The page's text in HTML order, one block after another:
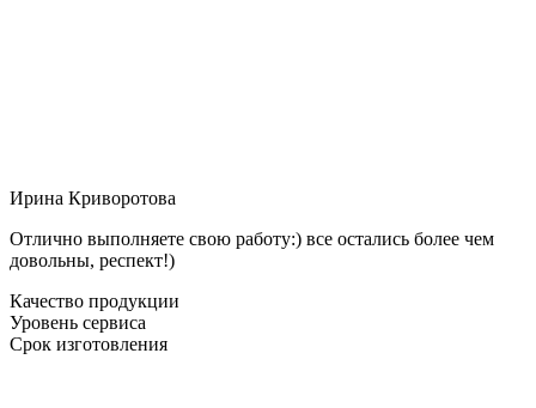
Ирина Криворотова
Отлично выполняете свою работу:) все остались более чем
довольны, респект!)
Качество продукции
Уровень сервиса
Срок изготовления